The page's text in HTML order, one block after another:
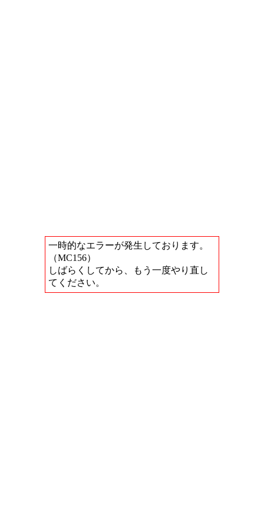
一時的なエラーが発生しております。
（MC156）
しばらくしてから、もう一度やり直し
てください。